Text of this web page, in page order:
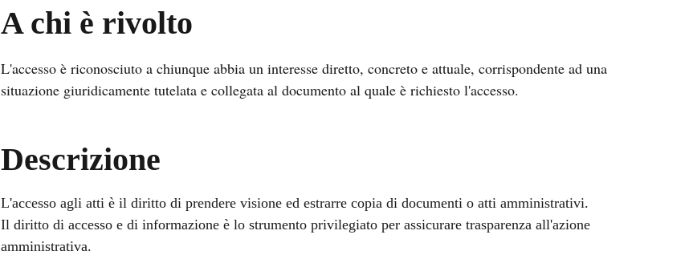
A chi è rivolto
L'accesso è riconosciuto a chiunque abbia un interesse diretto, concreto e attuale, corrispondente ad una
situazione giuridicamente tutelata e collegata al documento al quale è richiesto l'accesso.
Descrizione
L'accesso agli atti è il diritto di prendere visione ed estrarre copia di documenti o atti amministrativi.
Il diritto di accesso e di informazione è lo strumento privilegiato per assicurare trasparenza all'azione
amministrativa.